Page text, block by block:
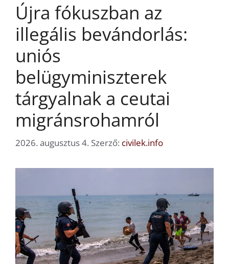
Újra fókuszban az
illegális bevándorlás:
uniós
belügyminiszterek
tárgyalnak a ceutai
migránsrohamról
2026. augusztus 4. Szerző: civilek.info